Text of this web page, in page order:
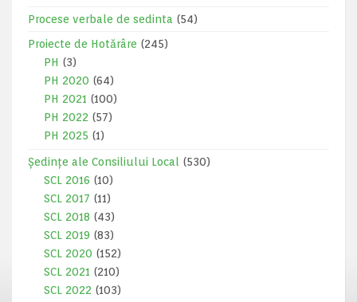
Procese verbale de sedinta (54)
Proiecte de Hotărâre (245)
PH (3)
PH 2020 (64)
PH 2021 (100)
PH 2022 (57)
PH 2025 (1)
Ședințe ale Consiliului Local
(530)
SCL 2016 (10)
SCL 2017 (11)
SCL 2018 (43)
SCL 2019 (83)
SCL 2020 (152)
SCL 2021 (210)
SCL 2022 (103)